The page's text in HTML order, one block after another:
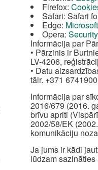
Firefox:
Safari: Safari
Edge:
Opera:
Informācija par
• Pārzinis ir
LV-4206,
• Datu
tālr. +371
Informācija par
2016/679 (2016.
brīvu apriti
2002/58/EK
komunikāciju
Ja jums ir kādi
lūdzam sazināties